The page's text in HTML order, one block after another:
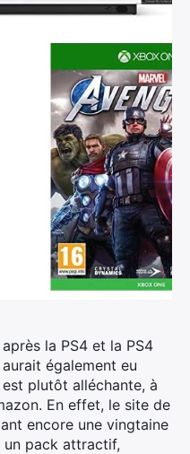
la PS4 et la PS4
également eu
plutôt alléchante, à
En effet, le site de
encore une vingtaine
un pack attractif,